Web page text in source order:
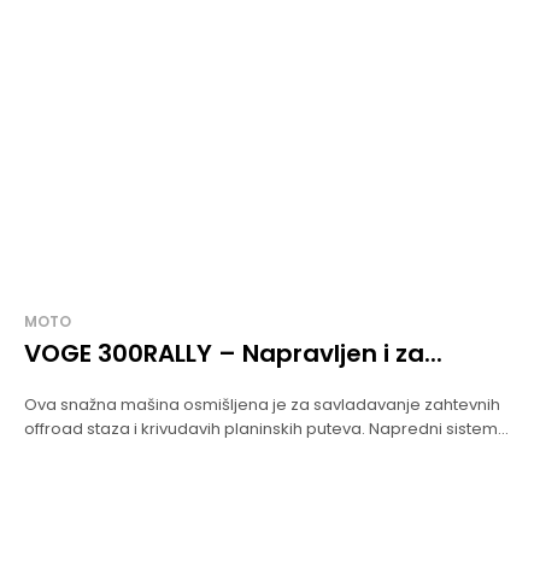
MOTO
VOGE 300RALLY – Napravljen i za...
Ova snažna mašina osmišljena je za savladavanje zahtevnih
offroad staza i krivudavih planinskih puteva. Napredni sistem...